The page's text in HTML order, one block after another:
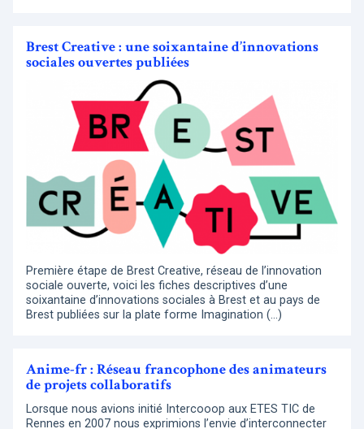
Brest Creative : une soixantaine d’innovations
sociales ouvertes publiées
Première étape de Brest Creative, réseau de l’innovation
sociale ouverte, voici les fiches descriptives d’une
soixantaine d’innovations sociales à Brest et au pays de
Brest publiées sur la plate forme Imagination (…)
Anime-fr : Réseau francophone des animateurs
de projets collaboratifs
Lorsque nous avions initié Intercooop aux ETES TIC de
Rennes en 2007 nous exprimions l’envie d’interconnecter